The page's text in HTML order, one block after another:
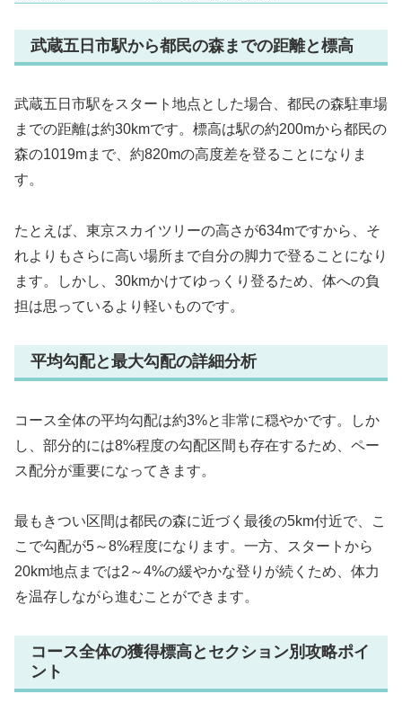
武蔵五日市駅から都民の森までの距離と標高
武蔵五日市駅をスタート地点とした場合、都民の森駐車場
までの距離は約30kmです。標高は駅の約200mから都民の
森の1019mまで、約820mの高度差を登ることになりま
す。
たとえば、東京スカイツリーの高さが634mですから、そ
れよりもさらに高い場所まで自分の脚力で登ることになり
ます。しかし、30kmかけてゆっくり登るため、体への負
担は思っているより軽いものです。
平均勾配と最大勾配の詳細分析
コース全体の平均勾配は約3%と非常に穏やかです。しか
し、部分的には8%程度の勾配区間も存在するため、ペー
ス配分が重要になってきます。
最もきつい区間は都民の森に近づく最後の5km付近で、こ
こで勾配が5～8%程度になります。一方、スタートから
20km地点までは2～4%の緩やかな登りが続くため、体力
を温存しながら進むことができます。
コース全体の獲得標高とセクション別攻略ポイ
ント